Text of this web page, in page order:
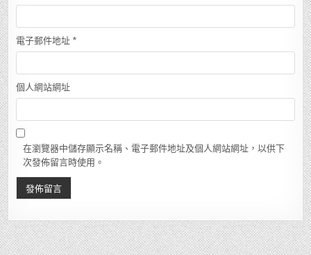
電子郵件地址 *
個人網站網址
在瀏覽器中儲存顯示名稱、電子郵件地址及個人網站網址，以供下
次發佈留言時使用。